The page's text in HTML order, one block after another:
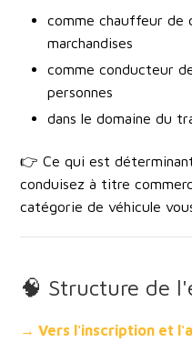
comme chauffeur de
marchandises
comme conducteur
personnes
dans le domaine du
👉 Ce qui est
conduisez à titre
catégorie de véhicule
🧠 Structure de
→ Vers l'inscription et